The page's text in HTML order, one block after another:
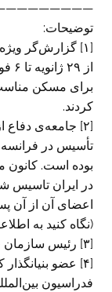
توضیحات:
[۱] گزارش‌گر
کردند.
اعضای آن از آن
(نگاه کنید به
[۳] رئیس سازمان حقوق بشر کردستان.
[۴] عضو
فدراسیون